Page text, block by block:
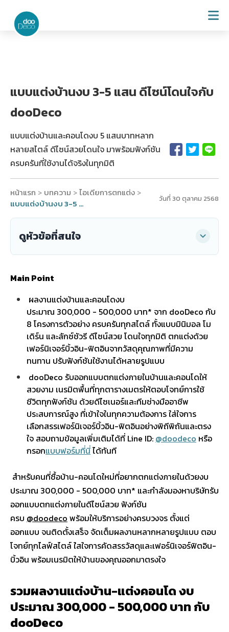
แบบแต่งบ้านงบ 3-5 แสน ดีไซน์โดนใจกับ
dooDeco
แบบแต่งบ้านและคอนโดงบ 5 แสนบาทหลาก
หลายสไตล์ ดีไซน์สวยโดนใจ มาพร้อมฟังก์ชัน
ครบครันที่ใช้งานได้จริงในทุกมิติ
หน้าแรก > บทความ >ไอเดียการตกแต่ง >
แบบแต่งบ้านงบ 3-5 แสน ดีไซน์โดนใจกับ dooDeco วันที่ 30 ตุลาคม 2568
ดูหัวข้อที่สนใจ
Main Point
ผลงานแต่งบ้านและคอนโดงบ
ประมาณ 300,000 - 500,000 บาท* จาก dooDeco กับ
8 โครงการตัวอย่าง ครบครันทุกสไตล์ ทั้งแบบมินิมอล โม
เดิร์น และลักซ์ชัวรี ดีไซน์สวย โดนใจทุกมิติ ตกแต่งด้วย
เฟอร์นิเจอร์บิ้วอิน-ฟิตอินจากวัสดุคุณภาพที่มีความ
ทนทาน ปรับฟังก์ชันใช้งานได้หลายรูปแบบ
dooDeco รับออกแบบตกแต่งภายในบ้านและคอนโดให้
สวยงาม เนรมิตพื้นที่ทุกตารางเมตรให้ตอบโจทย์การใช้
ชีวิตทุกฟังก์ชัน ด้วยดีไซเนอร์และทีมช่างมืออาชีพ
ประสบการณ์สูง ที่เข้าใจในทุกความต้องการ ใส่ใจการ
เลือกสรรเฟอร์นิเจอร์บิ้วอิน-ฟิตอินอย่างพิถีพิถันและตรง
ใจ สอบถามข้อมูลเพิ่มเติมได้ที่ Line ID: @doodeco หรือ
กรอกแบบฟอร์มที่นี่ได้ทันที
สำหรับคนที่ซื้อบ้าน-คอนโดใหม่ที่อยากตกแต่งภายในด้วยงบ
ประมาณ 300,000 - 500,000 บาท* และกำลังมองหาบริษัทรับ
ออกแบบตกแต่งภายในดีไซน์สวย ฟังก์ชัน
ครบ @doodeco พร้อมให้บริการอย่างครบวงจร ตั้งแต่
ออกแบบ จนติดตั้งเสร็จ จัดเต็มผลงานหลากหลายรูปแบบ ตอบ
โจทย์ทุกไลฟ์สไตล์ ใ่สใจการคัดสรรวัสดุและเฟอร์นิเจอร์ฟิตอิน-
บิ้วอิน พร้อมเนรมิตให้บ้านของคุณออกมาตรงใจ
รวมผลงานแต่งบ้าน-แต่งคอนโด งบ
ประมาณ 300,000 - 500,000 บาท กับ
dooDeco